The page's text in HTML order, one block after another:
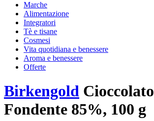
Marche
Alimentazione
Integratori
Tè e tisane
Cosmesi
Vita quotidiana e benessere
Aroma e benessere
Offerte
Birkengold Cioccolato
Fondente 85%, 100 g